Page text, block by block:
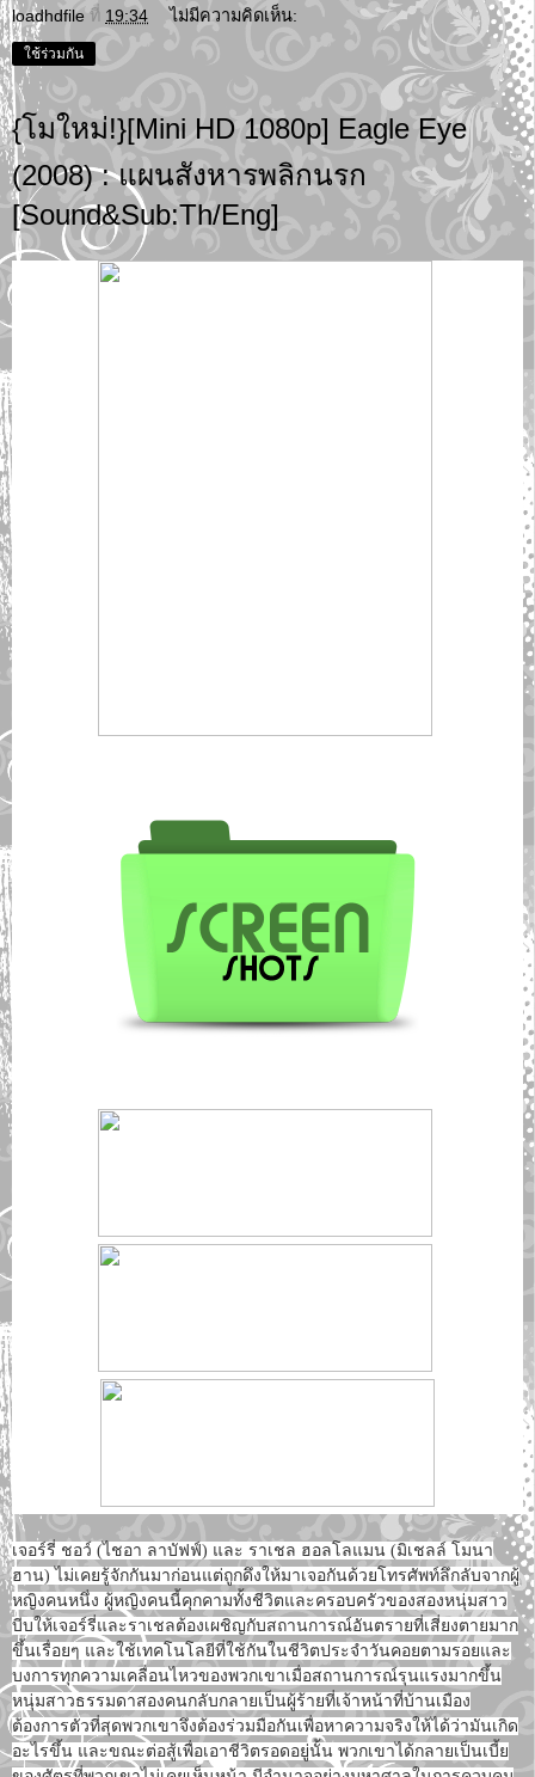
loadhdfile ที่ 19:34 ไม่มีความคิดเห็น:
ใช้ร่วมกัน
{โมใหม่!}[Mini HD 1080p] Eagle Eye
(2008) : แผนสังหารพลิกนรก
[Sound&Sub:Th/Eng]
เจอร์รี่ ชอว์ (ไชอา ลาบัฟฟ์) และ ราเชล ฮอลโลแมน (มิเชลล์ โมนา
ฮาน) ไม่เคยรู้จักกันมาก่อนแต่ถูกดึงให้มาเจอกันด้วยโทรศัพท์ลึกลับจากผู้
หญิงคนหนึ่ง ผู้หญิงคนนี้คุกคามทั้งชีวิตและครอบครัวของสองหนุ่มสาว
บีบให้เจอร์รี่และราเชลต้องเผชิญกับสถานการณ์อันตรายที่เสี่ยงตายมาก
ขึ้นเรื่อยๆ และใช้เทคโนโลยีที่ใช้กันในชีวิตประจำวันคอยตามรอยและ
บงการทุกความเคลื่อนไหวของพวกเขาเมื่อสถานการณ์รุนแรงมากขึ้น
หนุ่มสาวธรรมดาสองคนกลับกลายเป็นผู้ร้ายที่เจ้าหน้าที่บ้านเมือง
ต้องการตัวที่สุดพวกเขาจึงต้องร่วมมือกันเพื่อหาความจริงให้ได้ว่ามันเกิด
อะไรขึ้น และขณะต่อสู้เพื่อเอาชีวิตรอดอยู่นั้น พวกเขาได้กลายเป็นเบี้ย